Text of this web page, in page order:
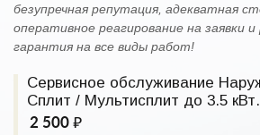
безупречная репутация, адекватная
оперативное реагирование на заявки
гарантия на все виды работ!
Сервисное обслуживание
Сплит / Мультисплит до 3.5 кВт.
2 500 ₽